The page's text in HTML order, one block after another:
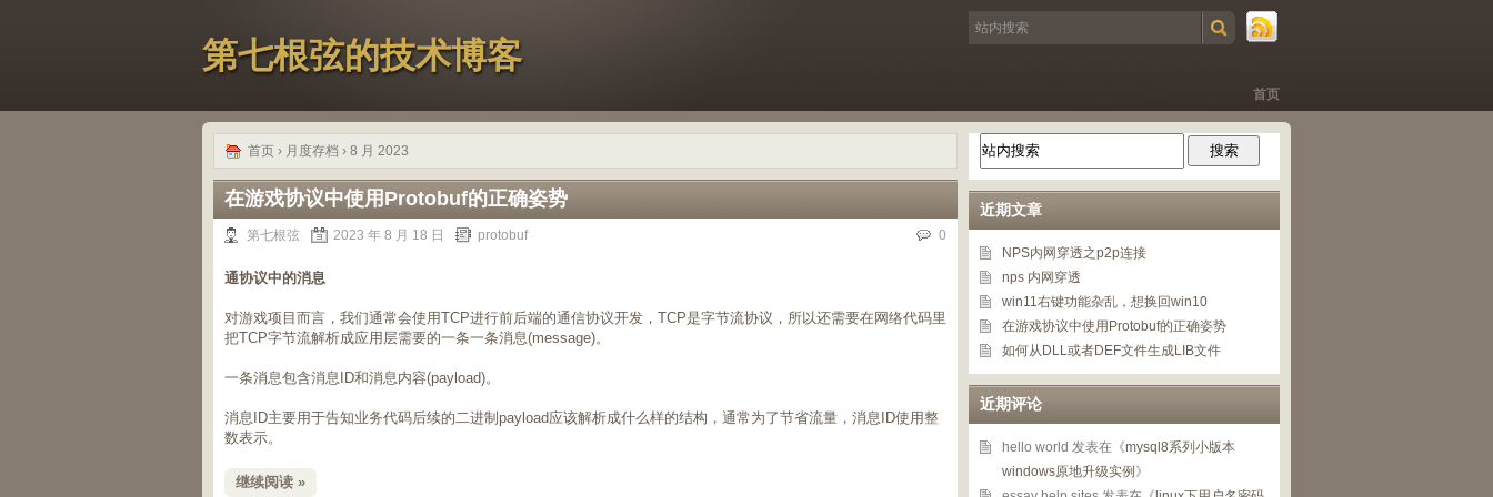
第七根弦的技术博客
首页
首页 › 月度存档 › 8 月 2023
在游戏协议中使用Protobuf的正确姿势
第七根弦 2023 年 8 月 18 日 protobuf 0
通协议中的消息
对游戏项目而言，我们通常会使用TCP进行前后端的通信协议开发，TCP是字节流协议，所以还需要在网络代码里
把TCP字节流解析成应用层需要的一条一条消息(message)。
一条消息包含消息ID和消息内容(payload)。
消息ID主要用于告知业务代码后续的二进制payload应该解析成什么样的结构，通常为了节省流量，消息ID使用整
数表示。
继续阅读 »
近期文章
NPS内网穿透之p2p连接
nps 内网穿透
win11右键功能杂乱，想换回win10
在游戏协议中使用Protobuf的正确姿势
如何从DLL或者DEF文件生成LIB文件
近期评论
hello world 发表在《mysql8系列小版本
windows原地升级实例 》